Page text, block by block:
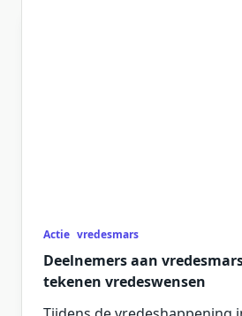
Actie vredesmars
Deelnemers aan
tekenen vredeswensen